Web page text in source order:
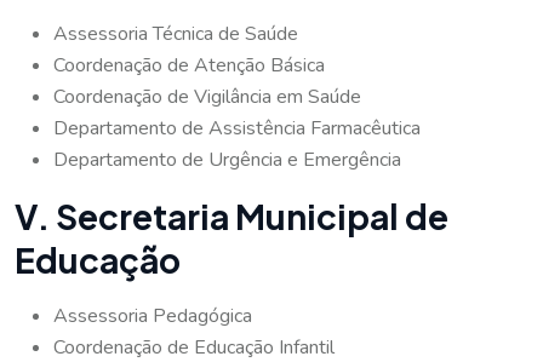
Assessoria Técnica de Saúde
Coordenação de Atenção Básica
Coordenação de Vigilância em Saúde
Departamento de Assistência Farmacêutica
Departamento de Urgência e Emergência
V. Secretaria Municipal de
Educação
Assessoria Pedagógica
Coordenação de Educação Infantil